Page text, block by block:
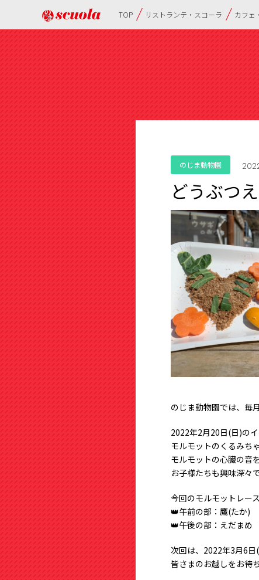
TOP リストランテ・スコーラ カフェ
のじま動物園
どうぶつ
のじま動物園では、毎
2022年2月20日(日)のイ
モルモットのくるみち
モルモットの心臓の音
お子様たちも興味深々
今回のモルモットレー
👑午前の部：鷹(たか)
👑午後の部：えだまめ
次回は、2022年3月6日
皆さまのお越しをお待